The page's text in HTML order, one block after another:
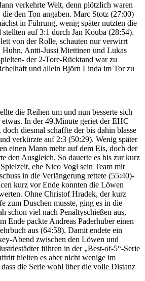
verkehrte Welt, denn plötzlich waren
den Ton angaben. Marc Stotz (27:00)
in Führung, wenig später nutzten die
stellten auf 3:1 durch Jan Kouba (28:54).
von der Rolle, schauten nur verwirrt
Huhn, Antti-Jussi Miettinen und Lukas
der 2-Tore-Rücktand war zu
und allein Björn Linda im Tor zu
die Reihen um und nun besserte sich
In der 49.Minute geriet der EHC
diesmal schaffte der bis dahin blasse
verkürzte auf 2:3 (50:29). Wenig später
einen Mann mehr auf dem Eis, doch der
den Ausgleich. So dauerte es bis zur kurz
ehe Nico Vogl sein Team mit
in die Verlängerung rettete (55:40)-
kurz vor Ende konnten die Löwen
Ohne Christof Hradek, der kurz
zum Duschen musste, ging es in die
schon viel nach Penaltyschießen aus,
Ende packte Andreas Paderhuber einen
aus (64:58). Damit endete ein
Abend zwischen den Löwen und
führen in der „Best-of-5“-Serie
hielten es aber nicht wenige im
die Serie wohl über die volle Distanz